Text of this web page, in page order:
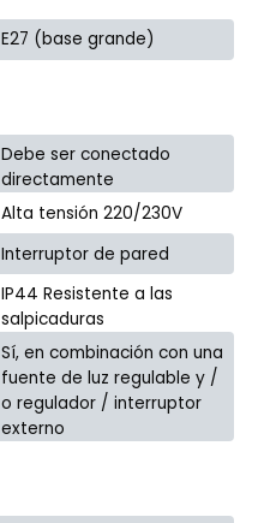
E27 (base grande)
Debe ser conectado
directamente
Alta tensión 220/230V
Interruptor de pared
IP44 Resistente a las
salpicaduras
Sí, en combinación con una
fuente de luz regulable y /
o regulador / interruptor
externo